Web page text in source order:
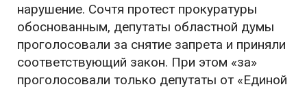
нарушение. Сочтя протест прокуратуры
обоснованным, депутаты областной думы
проголосовали за снятие запрета и приняли
соответствующий закон. При этом «за»
проголосовали только депутаты от «Единой